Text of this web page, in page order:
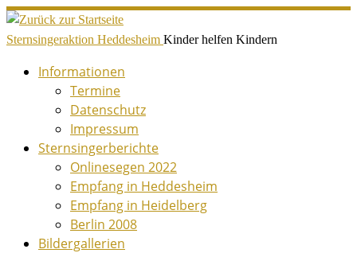
Zum
Inhalt
Sternsingeraktion Heddesheim Kinder helfen Kindern
Informationen
Termine
Datenschutz
Impressum
Sternsingerberichte
Onlinesegen 2022
Empfang in Heddesheim
Empfang in Heidelberg
Berlin 2008
Bildergallerien